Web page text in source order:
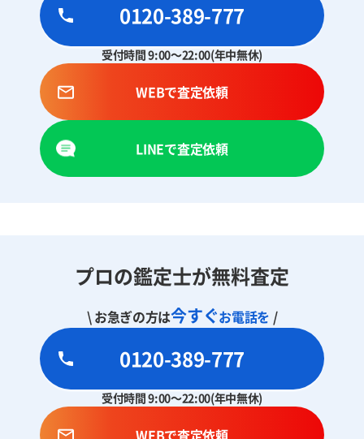
0120-389-777
受付時間 9:00～22:00(年中無休)
WEBで査定依頼
LINEで査定依頼
プロの鑑定士が無料査定
\ お急ぎの方は今すぐお電話を /
0120-389-777
受付時間 9:00～22:00(年中無休)
WEBで査定依頼